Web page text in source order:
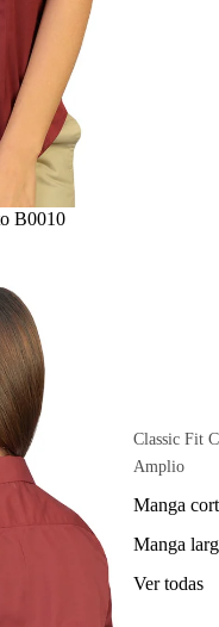
Classic Fit
Amplio
Manga
Manga
Ver todas
B0010